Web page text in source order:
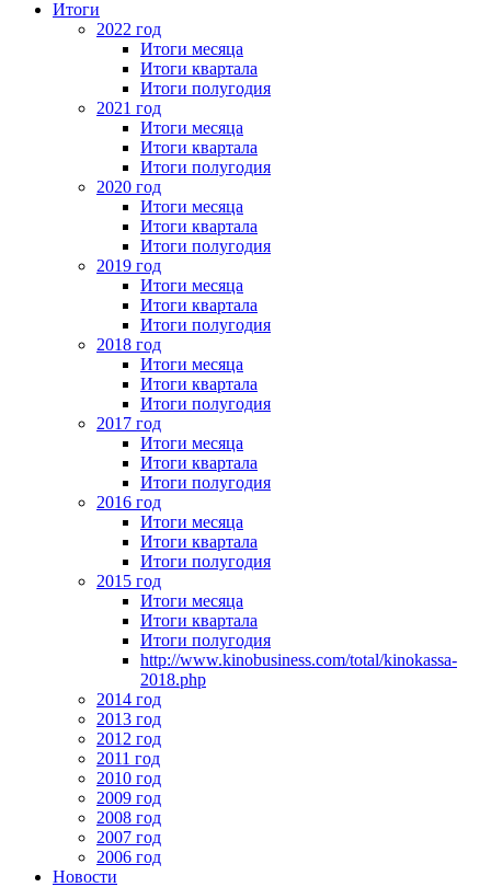
Итоги
2022 год
Итоги месяца
Итоги квартала
Итоги полугодия
2021 год
Итоги месяца
Итоги квартала
Итоги полугодия
2020 год
Итоги месяца
Итоги квартала
Итоги полугодия
2019 год
Итоги месяца
Итоги квартала
Итоги полугодия
2018 год
Итоги месяца
Итоги квартала
Итоги полугодия
2017 год
Итоги месяца
Итоги квартала
Итоги полугодия
2016 год
Итоги месяца
Итоги квартала
Итоги полугодия
2015 год
Итоги месяца
Итоги квартала
Итоги полугодия
http://www.kinobusiness.com/total/kinokassa-
2018.php
2014 год
2013 год
2012 год
2011 год
2010 год
2009 год
2008 год
2007 год
2006 год
Новости